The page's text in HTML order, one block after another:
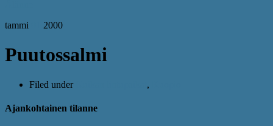
tammi
2000
Puutossalmi
Filed under ,
Ajankohtainen tilanne